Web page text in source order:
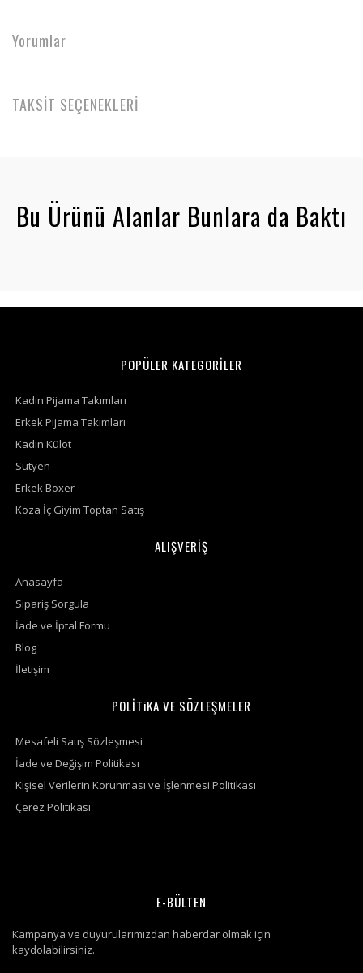
Yorumlar
TAKSİT SEÇENEKLERİ
Bu Ürünü Alanlar Bunlara da Baktı
POPÜLER KATEGORİLER
Kadın Pijama Takımları
Erkek Pijama Takımları
Kadın Külot
Sütyen
Erkek Boxer
Koza İç Giyim Toptan Satış
ALIŞVERİŞ
Anasayfa
Sipariş Sorgula
İade ve İptal Formu
Blog
İletişim
POLİTiKA VE SÖZLEŞMELER
Mesafeli Satış Sözleşmesi
İade ve Değişim Politikası
Kişisel Verilerin Korunması ve İşlenmesi Politikası
Çerez Politikası
E-BÜLTEN
Kampanya ve duyurularımızdan haberdar olmak için
kaydolabilirsiniz.